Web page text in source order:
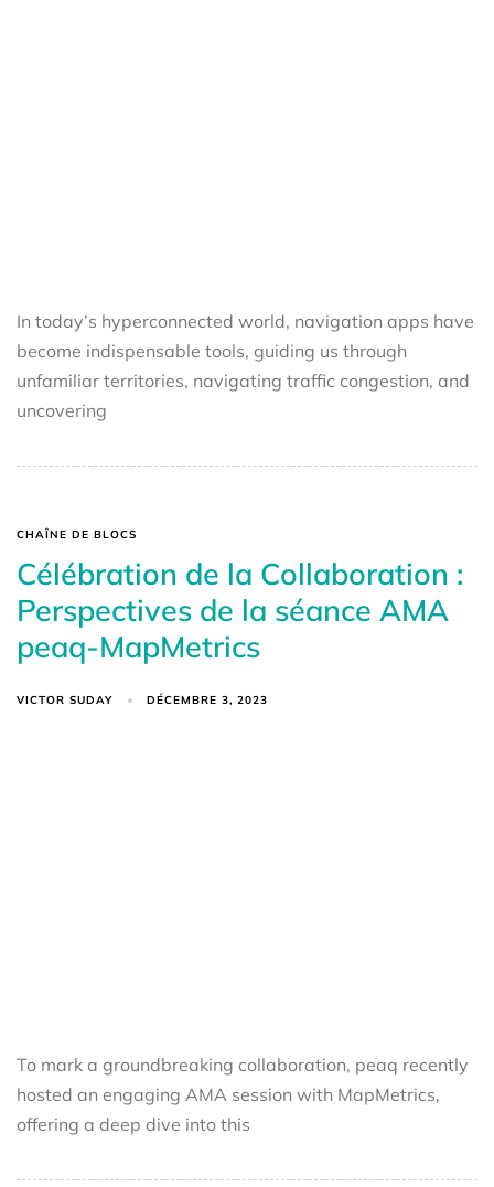
In today’s hyperconnected world, navigation apps have
become indispensable tools, guiding us through
unfamiliar territories, navigating traffic congestion, and
uncovering
CHAÎNE DE BLOCS
Célébration de la Collaboration :
Perspectives de la séance AMA
peaq-MapMetrics
VICTOR SUDAY DÉCEMBRE 3, 2023
To mark a groundbreaking collaboration, peaq recently
hosted an engaging AMA session with MapMetrics,
offering a deep dive into this